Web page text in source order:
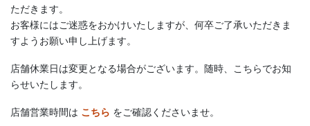
ただきます。
お客様にはご迷惑をおかけいたしますが、何卒ご了承いただきま
すようお願い申し上げます。
店舗休業日は変更となる場合がございます。随時、こちらでお知
らせいたします。
店舗営業時間は こちら をご確認くださいませ。